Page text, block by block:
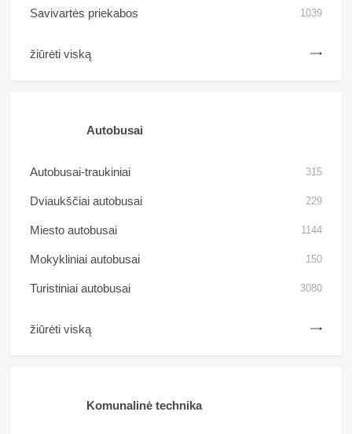
Savivartės priekabos 1039
žiūrėti viską
Autobusai
Autobusai-traukiniai 315
Dviaukščiai autobusai 229
Miesto autobusai 1144
Mokykliniai autobusai 150
Turistiniai autobusai 3080
žiūrėti viską
Komunalinė technika